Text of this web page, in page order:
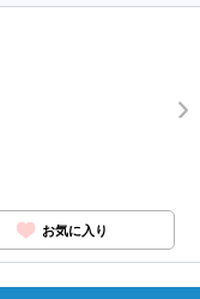
お気に入り